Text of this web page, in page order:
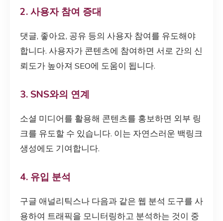
2. 사용자 참여 증대
댓글, 좋아요, 공유 등의 사용자 참여를 유도해야
합니다. 사용자가 콘텐츠에 참여하면 서로 간의 신
뢰도가 높아져 SEO에 도움이 됩니다.
3. SNS와의 연계
소셜 미디어를 활용해 콘텐츠를 홍보하면 외부 링
크를 유도할 수 있습니다. 이는 자연스러운 백링크
생성에도 기여합니다.
4. 유입 분석
구글 애널리틱스나 다음과 같은 웹 분석 도구를 사
용하여 트래픽을 모니터링하고 분석하는 것이 중